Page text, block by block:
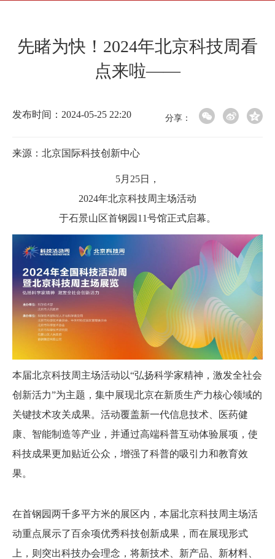
先睹为快！2024年北京科技周看
点来啦——
发布时间：2024-05-25 22:20 分享：
来源：北京国际科技创新中心
5月25日，
2024年北京科技周主场活动
于石景山区首钢园11号馆正式启幕。
本届北京科技周主场活动以“弘扬科学家精神，激发全社会
创新活力”为主题，集中展现北京在新质生产力核心领域的
关键技术攻关成果。活动覆盖新一代信息技术、医药健
康、智能制造等产业，并通过高端科普互动体验展项，使
科技成果更加贴近公众，增强了科普的吸引力和教育效
果。
在首钢园两千多平方米的展区内，本届北京科技周主场活
动重点展示了百余项优秀科技创新成果，而在展现形式
上，则突出科技办会理念，将新技术、新产品、新材料、